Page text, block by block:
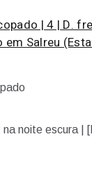
| 4 | D.
Salreu